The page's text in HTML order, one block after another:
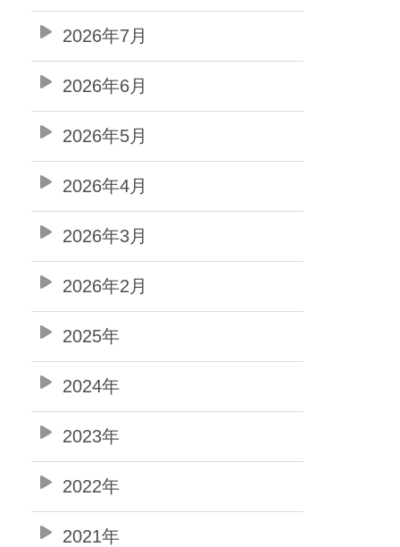
2026年7月
2026年6月
2026年5月
2026年4月
2026年3月
2026年2月
2025年
2024年
2023年
2022年
2021年